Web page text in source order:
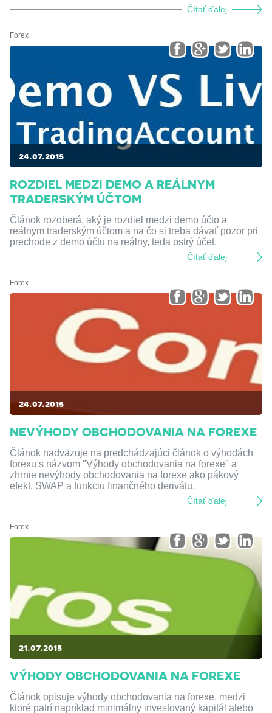
Čítať ďalej
Forex
24.07.2015
ROZDIEL MEDZI DEMO A REÁLNYM
TRADERSKÝM ÚČTOM
Článok rozoberá, aký je rozdiel medzi demo účto a
reálnym traderským účtom a na čo si treba dávať pozor pri
prechode z demo účtu na reálny, teda ostrý účet.
Čítať ďalej
Forex
24.07.2015
NEVÝHODY OBCHODOVANIA NA FOREXE
Článok nadväzuje na predchádzajúci článok o výhodách
forexu s názvom "Výhody obchodovania na forexe" a
zhrnie nevýhody obchodovania na forexe ako pákový
efekt, SWAP a funkciu finančného derivátu.
Čítať ďalej
Forex
21.07.2015
VÝHODY OBCHODOVANIA NA FOREXE
Článok opisuje výhody obchodovania na forexe, medzi
ktoré patrí napríklad minimálny investovaný kapitál alebo